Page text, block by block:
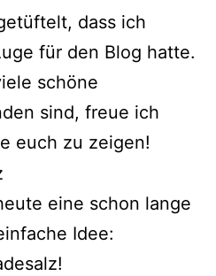
dass ich
für den Blog hatte.
schöne
sind, freue ich
euch zu zeigen!
eine schon lange
Idee: